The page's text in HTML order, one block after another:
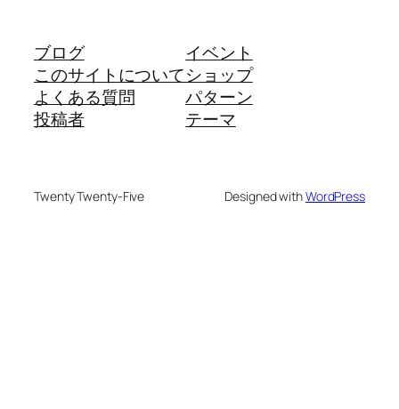
ブログ
このサイトについて
よくある質問
投稿者
イベント
ショップ
パターン
テーマ
Twenty Twenty-Five Designed withWordPress